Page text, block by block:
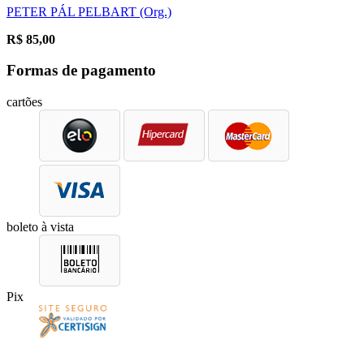
PETER PÁL PELBART (Org.)
R$ 85,00
Formas de pagamento
cartões
boleto à vista
Pix